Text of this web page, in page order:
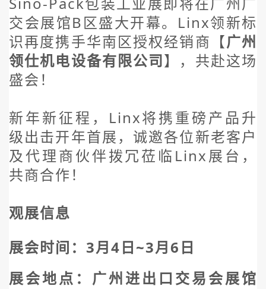
交会展馆B区盛大开幕。Linx领新标
识再度携手华南区授权经销商【广州
领仕机电设备有限公司】，共赴这场
盛会！
新年新征程，Linx将携重磅产品升
级出击开年首展，诚邀各位新老客户
及代理商伙伴拨冗莅临Linx展台，
共商合作！
观展信息
展会时间：3月4日~3月6日
展会地点：广州进出口交易会展馆